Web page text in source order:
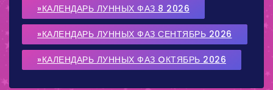
»КАЛЕНДАРЬ ЛУННЫХ ФАЗ 8 2026
»КАЛЕНДАРЬ ЛУННЫХ ФАЗ СЕНТЯБРЬ 2026
»КАЛЕНДАРЬ ЛУННЫХ ФАЗ OКТЯБРЬ 2026